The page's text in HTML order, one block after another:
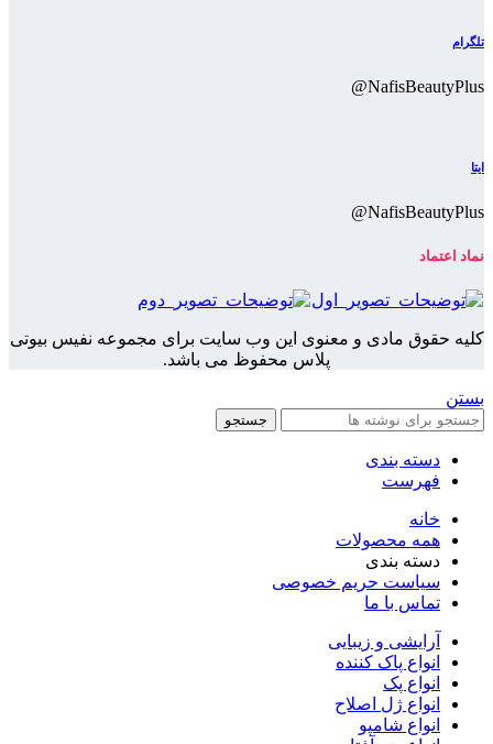
تلگرام
NafisBeautyPlus@
ایتا
NafisBeautyPlus@
نماد اعتماد
کلیه حقوق مادی و معنوی این وب سایت برای مجموعه نفیس بیوتی
پلاس محفوظ می باشد.
بستن
جستجو
دسته بندی
فهرست
خانه
همه محصولات
دسته بندی
سیاست حریم خصوصی
تماس با ما
آرایشی و زیبایی
انواع پاک کننده
انواع پک
انواع ژل اصلاح
انواع شامپو